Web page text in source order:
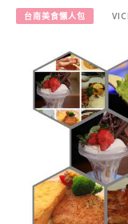
台南美食懶人包